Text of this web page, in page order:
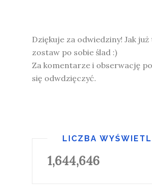
Dziękuje za odwiedziny! Jak
zostaw po sobie ślad :)
Za komentarze i obserwację
się odwdzięczyć.
LICZBA
1,644,646